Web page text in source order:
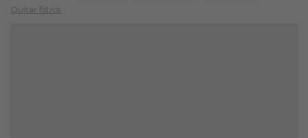
Quitar filtros